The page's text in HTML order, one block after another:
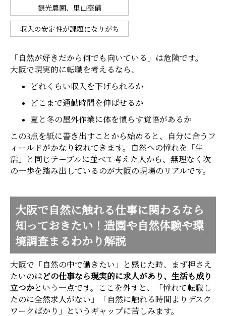
観光農園、里山整備
収入の安定性が課題になりがち
「自然が好きだから何でも向いている」は危険です。
大阪で現実的に転職を考えるなら、
どれくらい収入を下げられるか
どこまで通勤時間を伸ばせるか
夏と冬の屋外作業に体を慣らす覚悟があるか
この3点を紙に書き出すことから始めると、自分に合うフ
ィールドがかなり絞れてきます。自然への憧れを「生
活」と同じテーブルに並べて考えた人から、無理なく次
の一歩を踏み出しているのが大阪の現場のリアルです。
大阪で自然に触れる仕事に関わるなら
知っておきたい！造園や自然体験や環
境調査まるわかり解説
大阪で「自然の中で働きたい」と感じた時、まず押さえ
たいのはどの仕事なら現実的に求人があり、生活も成り
立つかという一点です。ここを外すと、「憧れて転職し
たのに全然求人がない」「自然に触れる時間よりデスク
ワークばかり」というギャップに苦しみます。